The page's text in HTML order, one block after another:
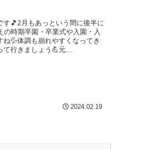
🎵2月もあっという間に後半に
時期卒園・卒業式や入園・入
💦体調も崩れやすくなってき
て行きましょう💪元...
2024.02.19